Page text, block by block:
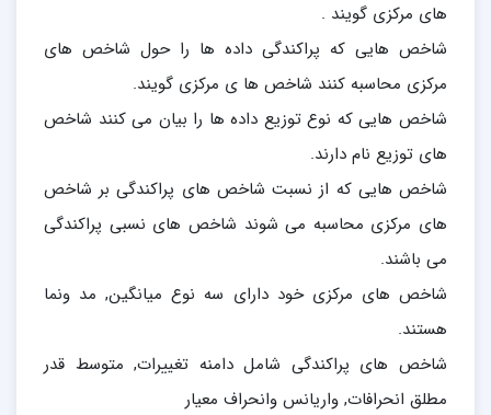
های مرکزی گویند .
شاخص هایی که پراکندگی داده ها را حول شاخص های
مرکزی محاسبه کنند شاخص ها ی مرکزی گویند.
شاخص هایی که نوع توزیع داده ها را بیان می کنند شاخص
های توزیع نام دارند.
شاخص هایی که از نسبت شاخص های پراکندگی بر شاخص
های مرکزی محاسبه می شوند شاخص های نسبی پراکندگی
می باشند.
شاخص های مركزی خود دارای سه نوع ميانگين, مد ونما
هستند.
شاخص های پراکندگی شامل دامنه تغییرات, متوسط قدر
مطلق انحرافات, واریانس وانحراف معیار